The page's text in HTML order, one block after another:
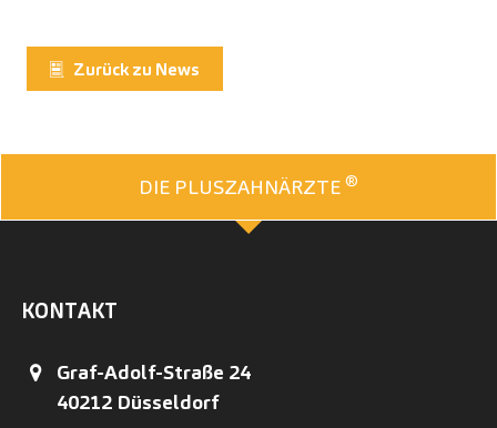
Zurück zu News
DIE PLUSZAHNÄRZTE ®
KONTAKT
Graf-Adolf-Straße 24
40212 Düsseldorf